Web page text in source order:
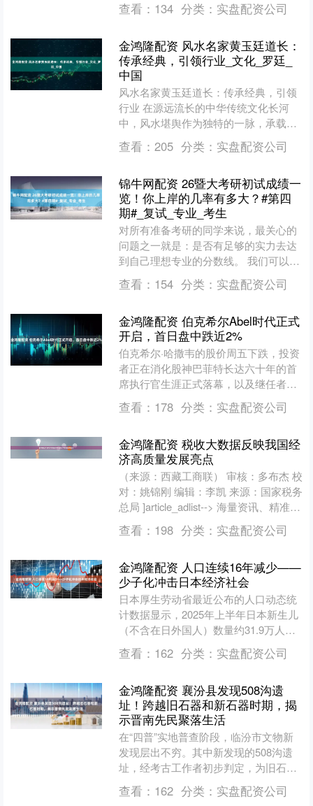
Meta、博....
查看： 134 分类： 实盘配资公司
金鸿隆配资 风水名家黄玉廷道长：
传承经典，引领行业_文化_罗廷_
中国
风水名家黄玉廷道长：传承经典，引领
行业 在源远流长的中华传统文化长河
中，风水堪舆作为独特的一脉，承载着
古人对自然与生活的深刻理解，延续至
今。在当代，有一位致力于....
查看： 205 分类： 实盘配资公司
锦牛网配资 26暨大考研初试成绩一
览！你上岸的几率有多大？#第四
期#_复试_专业_考生
对所有准备考研的同学来说，最关心的
问题之一就是：是否有足够的实力去达
到自己理想专业的分数线。 我们可以通
过暨大公布的复试名单来了解复试分数
线，还可以结合暨南大学....
查看： 154 分类： 实盘配资公司
金鸿隆配资 伯克希尔Abel时代正式
开启，首日盘中跌近2%
伯克希尔·哈撒韦的股价周五下跌，投资
者正在消化股神巴菲特长达六十年的首
席执行官生涯正式落幕，以及继任者阿
贝尔（Greg Abel）开启新时代这一重大
转折。 20....
查看： 178 分类： 实盘配资公司
金鸿隆配资 税收大数据反映我国经
济高质量发展亮点
（来源：西藏工商联） 审核：多布杰 校
对：姚锦刚 编辑：李凯 来源：国家税务
总局 ]article_adlist--> 海量资讯、精准解
读，尽在新浪财经APP....
查看： 198 分类： 实盘配资公司
金鸿隆配资 人口连续16年减少——
少子化冲击日本经济社会
日本厚生劳动省最近公布的人口动态统
计数据显示，2025年上半年日本新生儿
（不含在日外国人）数量约31.9万人，
同比下降3.3%。日本总务省今年8月公
布的统计数据....
查看： 162 分类： 实盘配资公司
金鸿隆配资 襄汾县发现508沟遗
址！跨越旧石器和新石器时期，揭
示晋南先民聚落生活
在“四普”实地普查阶段，临汾市文物新
发现层出不穷。其中新发现的508沟遗
址，经考古工作者初步判定，为旧石器
时代与新石器时代遗址。 508沟遗址全
景图（由西向东）....
查看： 162 分类： 实盘配资公司